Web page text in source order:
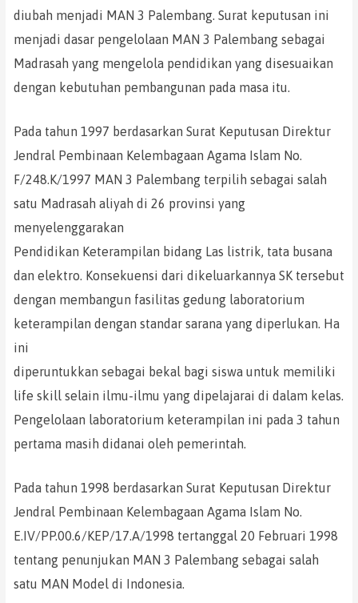
diubah menjadi MAN 3 Palembang. Surat keputusan ini
menjadi dasar pengelolaan MAN 3 Palembang sebagai
Madrasah yang mengelola pendidikan yang disesuaikan
dengan kebutuhan pembangunan pada masa itu.
Pada tahun 1997 berdasarkan Surat Keputusan Direktur
Jendral Pembinaan Kelembagaan Agama Islam No.
F/248.K/1997 MAN 3 Palembang terpilih sebagai salah
satu Madrasah aliyah di 26 provinsi yang
menyelenggarakan
Pendidikan Keterampilan bidang Las listrik, tata busana
dan elektro. Konsekuensi dari dikeluarkannya SK tersebut
dengan membangun fasilitas gedung laboratorium
keterampilan dengan standar sarana yang diperlukan. Ha
ini
diperuntukkan sebagai bekal bagi siswa untuk memiliki
life skill selain ilmu-ilmu yang dipelajarai di dalam kelas.
Pengelolaan laboratorium keterampilan ini pada 3 tahun
pertama masih didanai oleh pemerintah.
Pada tahun 1998 berdasarkan Surat Keputusan Direktur
Jendral Pembinaan Kelembagaan Agama Islam No.
E.IV/PP.00.6/KEP/17.A/1998 tertanggal 20 Februari 1998
tentang penunjukan MAN 3 Palembang sebagai salah
satu MAN Model di Indonesia.